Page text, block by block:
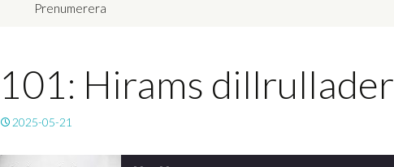
Prenumerera
101: Hirams dillrullader
2025-05-21